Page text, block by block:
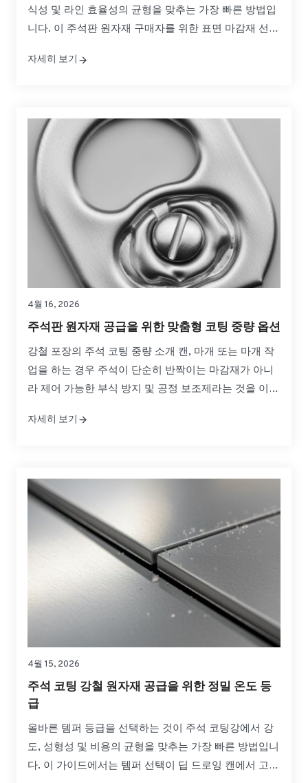
식성 및 라인 효율성의 균형을 맞추는 가장 빠른 방법입
니다. 이 주석판 원자재 구매자를 위한 표면 마감재 선택
스 및 성형에서 작동하는 방식, 글로벌 소싱을 위해 자신
자세히 보기
4월 16, 2026
주석판 원자재 공급을 위한 맞춤형 코팅 중량 옵션
강철 포장의 주석 코팅 중량 소개 캔, 마개 또는 마개 작
업을 하는 경우 주석이 단순히 반짝이는 마감재가 아니
라 제어 가능한 부식 방지 및 공정 보조제라는 것을 이미
코팅 중량 옵션을 사용하면 제품 보호, 성형 성능, 균형
자세히 보기
4월 15, 2026
주석 코팅 강철 원자재 공급을 위한 정밀 온도 등
급
올바른 템퍼 등급을 선택하는 것이 주석 코팅강에서 강
도, 성형성 및 비용의 균형을 맞추는 가장 빠른 방법입니
다. 이 가이드에서는 템퍼 선택이 딥 드로잉 캔에서 고압